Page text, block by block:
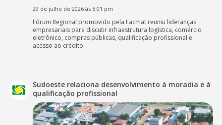
29 de julho de 2026 às 5:01 pm
Fórum Regional promovido pela Facmat reuniu lideranças
empresariais para discutir infraestrutura logística, comércio
eletrônico, compras públicas, qualificação profissional e
acesso ao crédito
Sudoeste relaciona desenvolvimento à moradia e à
qualificação profissional